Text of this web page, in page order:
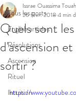
Tous les posts
English articles
Résolutions
Ascension
Rituel
Intuition
Quels sont
d'ascension
sortir ?
Issrae Ouassima
26 févr. 2018 4 min
https://